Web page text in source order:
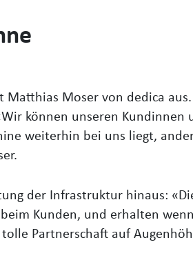
Matthias Moser von dedica
können unseren Kundinnen
weiterhin bei uns liegt,
der Infrastruktur hinaus:
Kunden, und erhalten
Partnerschaft auf